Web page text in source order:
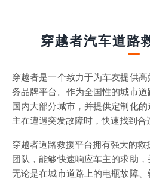
穿越者汽车道路
穿越者是一个致力于为车友提供
务品牌平台。作为全国性的城市
国内大部分城市，并提供定制化
主在遭遇突发故障时，快速找到合
穿越者道路救援平台拥有强大的
团队，能够快速响应车主的求助，
无论是在城市道路上的电瓶故障